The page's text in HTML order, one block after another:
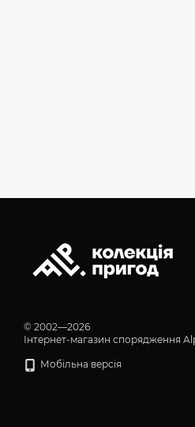
© 2002—2026
Інтернет-магазин спорядження
Мобільна версія